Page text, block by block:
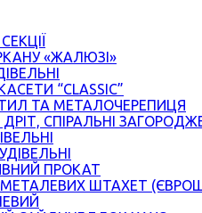
«ЖАЛЮЗІ»
“CLASSIC”
ТА МЕТАЛОЧЕРЕПИЦЯ
СПІРАЛЬНІ
ПРОКАТ
ШТАХЕТ